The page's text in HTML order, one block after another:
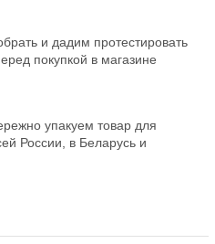
и дадим протестировать
покупкой в магазине
упакуем товар для
России, в Беларусь и